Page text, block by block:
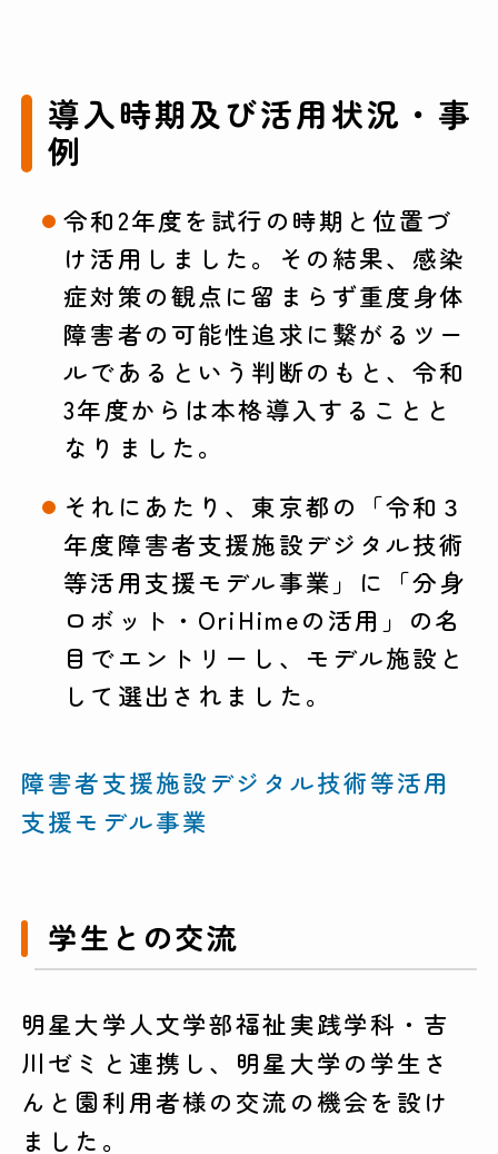
導入時期及び活用状況・事
例
令和2年度を試行の時期と位置づ
け活用しました。その結果、感染
症対策の観点に留まらず重度身体
障害者の可能性追求に繋がるツー
ルであるという判断のもと、令和
3年度からは本格導入することと
なりました。
それにあたり、東京都の「令和３
年度障害者支援施設デジタル技術
等活用支援モデル事業」に「分身
ロボット・OriHimeの活用」の名
目でエントリーし、モデル施設と
して選出されました。
障害者支援施設デジタル技術等活用
支援モデル事業
学生との交流
明星大学人文学部福祉実践学科・吉
川ゼミと連携し、明星大学の学生さ
んと園利用者様の交流の機会を設け
ました。